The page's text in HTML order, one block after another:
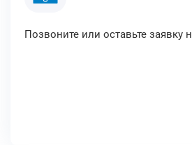
Позвоните или оставьте заявку